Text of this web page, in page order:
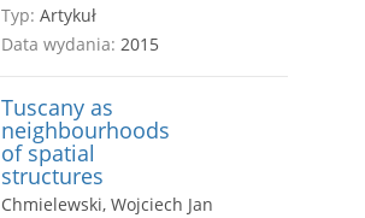
Typ: Artykuł
Data wydania: 2015
Tuscany as
neighbourhoods
of spatial
structures
Chmielewski, Wojciech Jan